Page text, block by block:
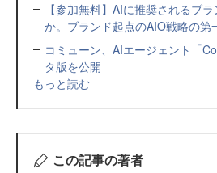
【参加無料】AIに推奨されるブ
か。ブランド起点のAIO戦略の第
コミューン、AIエージェント「
タ版を公開
もっと読む
この記事の著者